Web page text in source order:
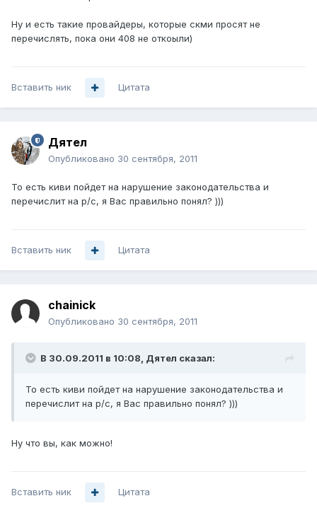
Ну и есть такие провайдеры, которые скми просят не
перечислять, пока они 408 не откоыли)
Вставить ник Цитата
Дятел
Опубликовано 30 сентября, 2011
То есть киви пойдет на нарушение законодательства и
перечислит на р/с, я Вас правильно понял? )))
Вставить ник Цитата
chainick
Опубликовано 30 сентября, 2011
В 30.09.2011 в 10:08, Дятел сказал:
То есть киви пойдет на нарушение законодательства и
перечислит на р/с, я Вас правильно понял? )))
Ну что вы, как можно!
Вставить ник Цитата